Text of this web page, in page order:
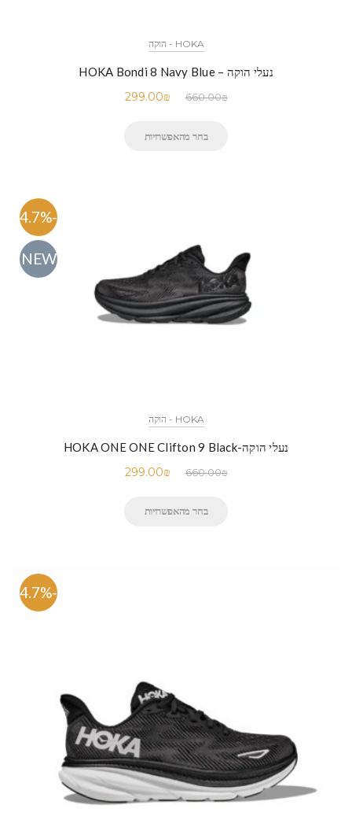
HOKA - הוקה
נעלי הוקה – HOKA Bondi 8 Navy Blue
660.00₪
299.00₪
בחר מהאפשרויות
-54.7%
NEW
HOKA - הוקה
נעלי הוקה-HOKA ONE ONE Clifton 9 Black
660.00₪
299.00₪
בחר מהאפשרויות
-54.7%